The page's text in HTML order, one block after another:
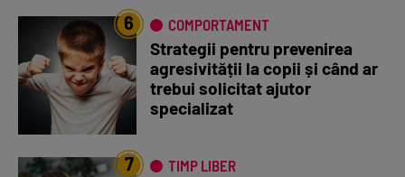
6 COMPORTAMENT
Strategii pentru prevenirea
agresivității la copii și când ar
trebui solicitat ajutor
specializat
7 TIMP LIBER